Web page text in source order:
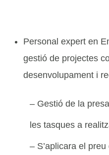
Personal expert en
gestió de projectes
desenvolupament i
– Gestió de la
les tasques a
– S’aplicara el